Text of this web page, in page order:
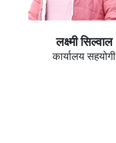
लक्ष्मी सिल्वाल
कार्यालय सहयोगी